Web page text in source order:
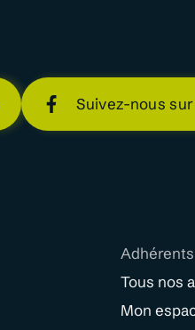
Suivez-nous
Adhérents
Tous nos
Mon